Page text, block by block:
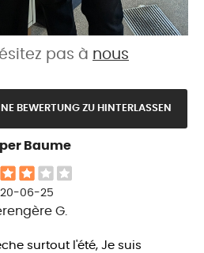
pas à nous
BEWERTUNG ZU HINTERLASSEN
Baume
20-06-25
G.
surtout l'été, Je suis